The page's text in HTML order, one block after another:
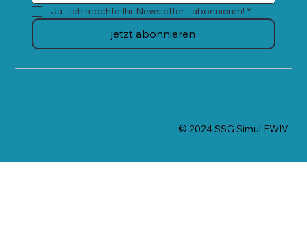
Ja - ich möchte Ihr Newsletter - abonnieren! *
jetzt abonnieren
© 2024 SSG Simul EWIV